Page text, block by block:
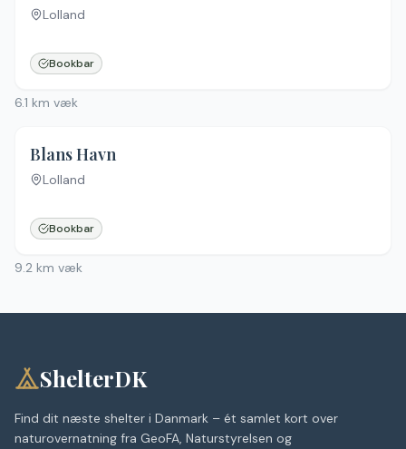
Lolland
Bookbar
6.1 km væk
Blans Havn
Lolland
Bookbar
9.2 km væk
ShelterDK
Find dit næste shelter i Danmark – ét samlet kort over
naturovernatning fra GeoFA, Naturstyrelsen og